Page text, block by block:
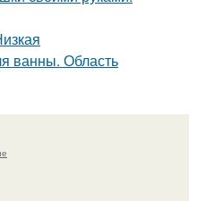
ванны. Область